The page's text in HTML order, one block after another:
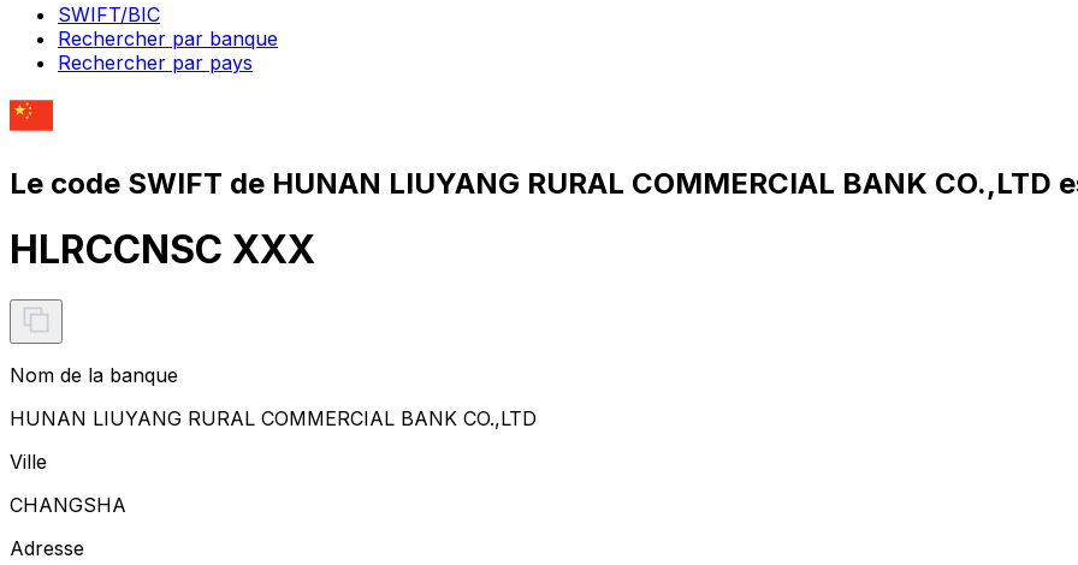
SWIFT/BIC
Rechercher par banque
Rechercher par pays
Le code SWIFT de HUNAN LIUYANG RURAL COMMERCIAL BANK CO.,LTD
HLRCCNSC XXX
Nom de la banque
HUNAN LIUYANG RURAL COMMERCIAL BANK CO.,LTD
Ville
CHANGSHA
Adresse